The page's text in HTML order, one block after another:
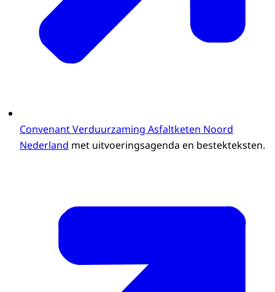
Convenant Verduurzaming Asfaltketen Noord
Nederland met uitvoeringsagenda en bestekteksten.